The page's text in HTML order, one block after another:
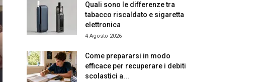
Quali sono le differenze tra
tabacco riscaldato e sigaretta
elettronica
4 Agosto 2026
Come prepararsi in modo
efficace per recuperare i debiti
scolastici a...